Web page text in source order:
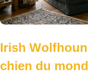
Irish
chien du